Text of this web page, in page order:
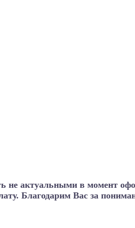
не актуальными в момент
Благодарим Вас за